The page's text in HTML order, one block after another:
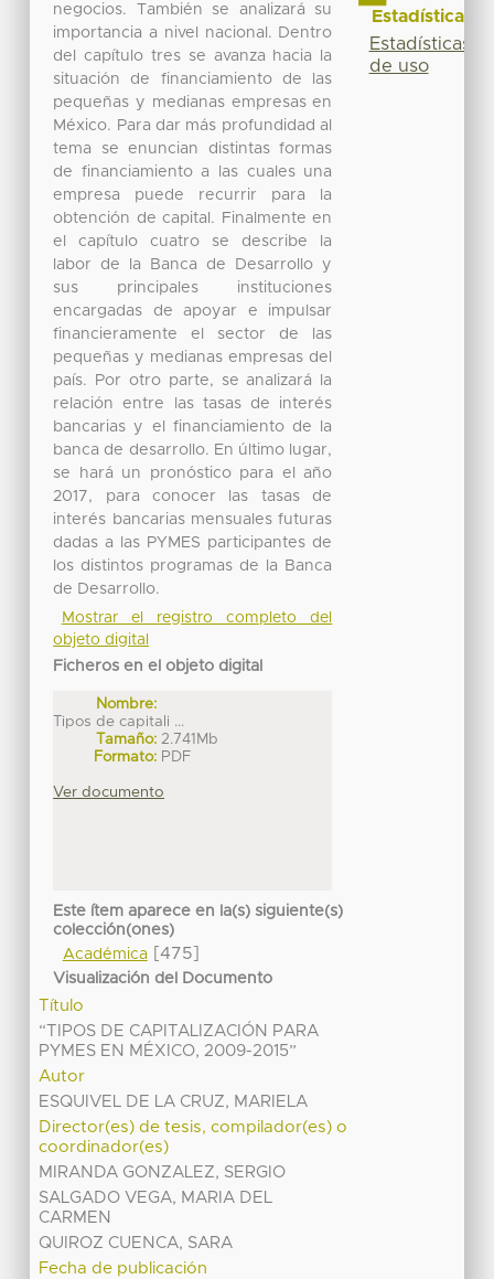
negocios. También se analizará su
importancia a nivel nacional. Dentro
del capítulo tres se avanza hacia la
situación de financiamiento de las
pequeñas y medianas empresas en
México. Para dar más profundidad al
tema se enuncian distintas formas
de financiamiento a las cuales una
empresa puede recurrir para la
obtención de capital. Finalmente en
el capítulo cuatro se describe la
labor de la Banca de Desarrollo y
sus principales instituciones
encargadas de apoyar e impulsar
financieramente el sector de las
pequeñas y medianas empresas del
país. Por otro parte, se analizará la
relación entre las tasas de interés
bancarias y el financiamiento de la
banca de desarrollo. En último lugar,
se hará un pronóstico para el año
2017, para conocer las tasas de
interés bancarias mensuales futuras
dadas a las PYMES participantes de
los distintos programas de la Banca
de Desarrollo.
Mostrar el registro completo del
objeto digital
Ficheros en el objeto digital
Nombre:
Tipos de capitali ...
Tamaño: 2.741Mb
Formato: PDF
Ver documento
Este ítem aparece en la(s) siguiente(s)
colección(ones)
Académica[475]
Visualización del Documento
Título
“TIPOS DE CAPITALIZACIÓN PARA
PYMES EN MÉXICO, 2009-2015”
Autor
ESQUIVEL DE LA CRUZ, MARIELA
Director(es) de tesis, compilador(es) o
coordinador(es)
MIRANDA GONZALEZ, SERGIO
SALGADO VEGA, MARIA DEL
CARMEN
QUIROZ CUENCA, SARA
Fecha de publicación
Estadísticas
Estadísticas
de uso